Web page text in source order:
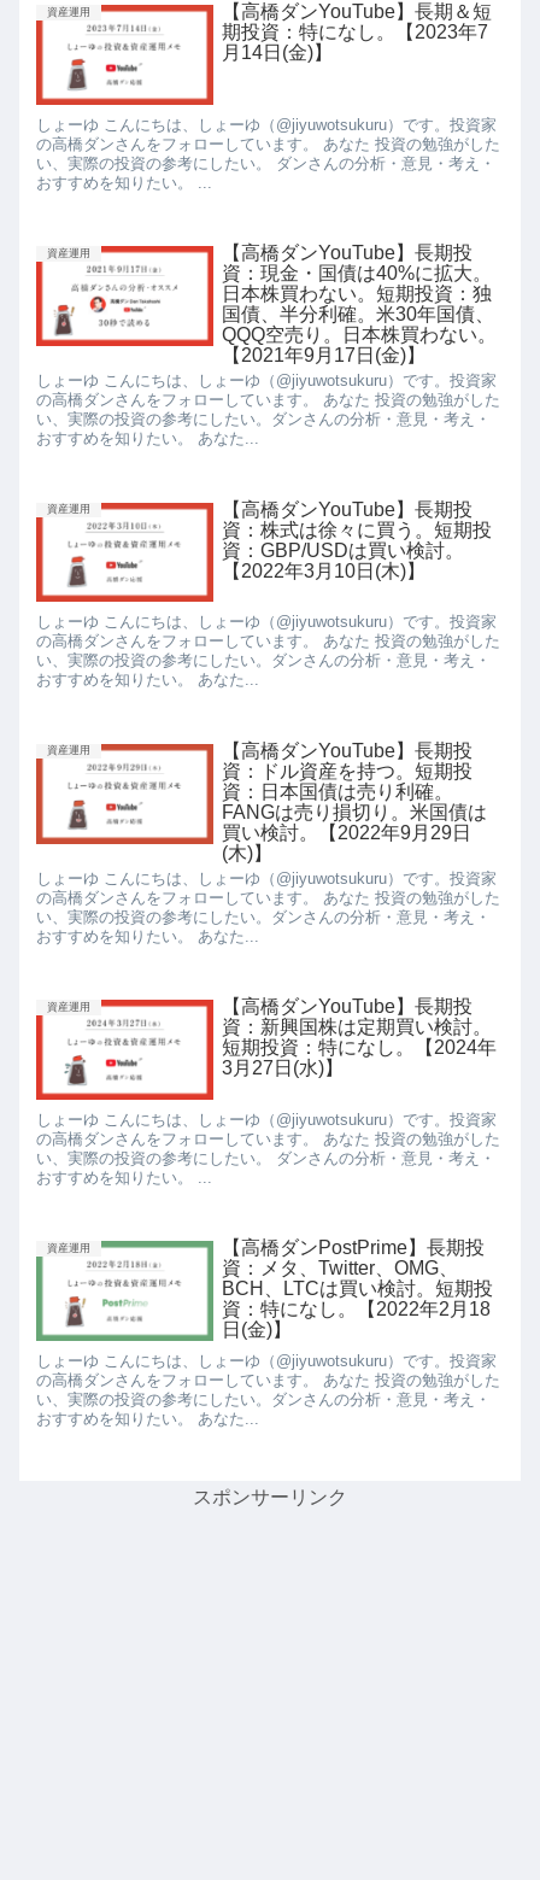
資産運用
【高橋ダンYouTube】長期＆短
期投資：特になし。【2023年7
月14日(金)】
しょーゆ こんにちは、しょーゆ（@jiyuwotsukuru）です。投資家
の高橋ダンさんをフォローしています。 あなた 投資の勉強がした
い、実際の投資の参考にしたい。 ダンさんの分析・意見・考え・
おすすめを知りたい。 ...
資産運用
【高橋ダンYouTube】長期投
資：現金・国債は40%に拡大。
日本株買わない。短期投資：独
国債、半分利確。米30年国債、
QQQ空売り。日本株買わない。
【2021年9月17日(金)】
しょーゆ こんにちは、しょーゆ（@jiyuwotsukuru）です。投資家
の高橋ダンさんをフォローしています。 あなた 投資の勉強がした
い、実際の投資の参考にしたい。ダンさんの分析・意見・考え・
おすすめを知りたい。 あなた...
資産運用
【高橋ダンYouTube】長期投
資：株式は徐々に買う。短期投
資：GBP/USDは買い検討。
【2022年3月10日(木)】
しょーゆ こんにちは、しょーゆ（@jiyuwotsukuru）です。投資家
の高橋ダンさんをフォローしています。 あなた 投資の勉強がした
い、実際の投資の参考にしたい。ダンさんの分析・意見・考え・
おすすめを知りたい。 あなた...
資産運用
【高橋ダンYouTube】長期投
資：ドル資産を持つ。短期投
資：日本国債は売り利確。
FANGは売り損切り。米国債は
買い検討。【2022年9月29日
(木)】
しょーゆ こんにちは、しょーゆ（@jiyuwotsukuru）です。投資家
の高橋ダンさんをフォローしています。 あなた 投資の勉強がした
い、実際の投資の参考にしたい。ダンさんの分析・意見・考え・
おすすめを知りたい。 あなた...
資産運用
【高橋ダンYouTube】長期投
資：新興国株は定期買い検討。
短期投資：特になし。【2024年
3月27日(水)】
しょーゆ こんにちは、しょーゆ（@jiyuwotsukuru）です。投資家
の高橋ダンさんをフォローしています。 あなた 投資の勉強がした
い、実際の投資の参考にしたい。 ダンさんの分析・意見・考え・
おすすめを知りたい。 ...
資産運用
【高橋ダンPostPrime】長期投
資：メタ、Twitter、OMG、
BCH、LTCは買い検討。短期投
資：特になし。【2022年2月18
日(金)】
しょーゆ こんにちは、しょーゆ（@jiyuwotsukuru）です。投資家
の高橋ダンさんをフォローしています。 あなた 投資の勉強がした
い、実際の投資の参考にしたい。ダンさんの分析・意見・考え・
おすすめを知りたい。 あなた...
スポンサーリンク